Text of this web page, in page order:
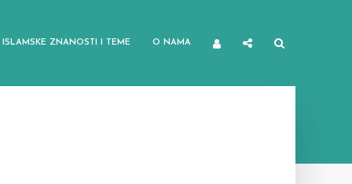
ISLAMSKE ZNANOSTI I TEME O NAMA